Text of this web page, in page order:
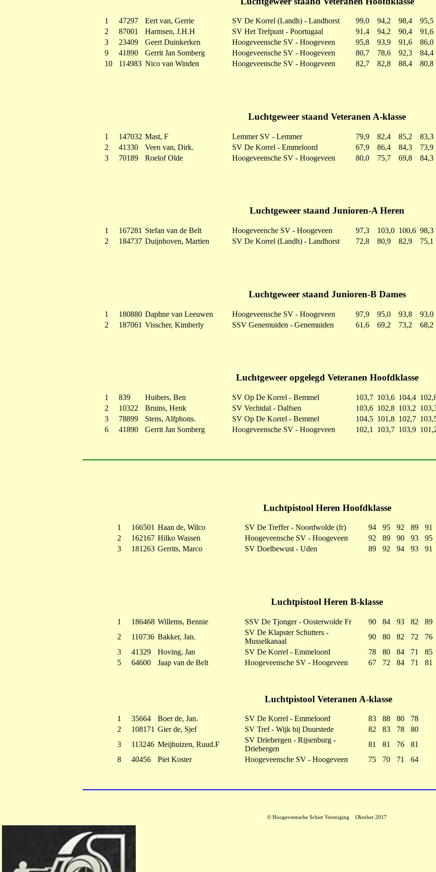
1 47297 Eert van, Gerrie SV De Korrel (Landh) - Landhorst 99,0 94,2 98,4
95,5
2
87001 Harmsen, J.H.H SV Het Trefpunt - Poortugaal 91,4 94,2 90,4
91,6
3
23409 Geert Duinkerken Hoogeveensche SV - Hoogeveen 95,8 93,9 91,6
86,0
9
41890 Gerrit Jan Somberg Hoogeveensche SV - Hoogeveen 80,7 78,6 92,3
84,4
10
114983 Nico van Winden Hoogeveensche SV - Hoogeveen 82,7 82,8 88,4 80,8
Luchtgeweer staand Veteranen A-klasse
1 147032 Mast, F Lemmer SV - Lemmer 79,9 82,4 85,2
83,3
2
41330 Veen van, Dirk. SV De Korrel - Emmeloord 67,9 86,4 84,3
73,9
3
70189 Roelof Olde Hoogeveensche SV - Hoogeveen 80,0 75,7 69,8 84,3
Luchtgeweer staand Junioren-A Heren
1 167281 Stefan van de Belt Hoogeveenche SV - Hoogeveen 97,3 103,0 100,6 98,3
2
184737 Duijnhoven, Martien SV De Korrel (Landh) - Landhorst 72,8 80,9 82,9 75,1
Luchtgeweer staand Junioren-B Dames
1 180880 Daphne van Leeuwen Hoogeveensche SV - Hoogeveen 97,9 95,0 93,8
93,0
2
187061 Visscher, Kimberly SSV Genemuiden - Genemuiden 61,6 69,2 73,2 68,2
Luchtgeweer opgelegd Veteranen Hoofdklasse
1 839 Huibers, Ben SV Op De Korrel - Bemmel 103,7 103,6 104,4
2
10322 Bruins, Henk SV Vechtdal - Dalfsen 103,6 102,8 103,2
3
78899 Stens, Alfphons. SV Op De Korrel - Bemmel 104,5 101,8 102,7
6
41890 Gerrit Jan Somberg Hoogeveensche SV - Hoogeveen 102,1 103,7 103,9
Luchtpistool Heren Hoofdklasse
1 166501 Haan de, Wilco SV De Treffer - Noordwolde (fr) 94 95 92 89
91
2
162167 Hilko Wassen Hoogeveensche SV - Hoogeveen 92 89 90 93
95
3
181263 Gerrits, Marco SV Doelbewust - Uden 89 92 94 93 91
Luchtpistool Heren B-klasse
1 186468 Willems, Bennie SSV De Tjonger - Oosterwolde Fr 90 84 93 82
89
2
110736 Bakker, Jan.
SV De Klapster Schutters -
Musselkanaal
90 80 82 72
76
3
41329 Hoving, Jan SV De Korrel - Emmeloord 78 80 84 71
85
5
64600 Jaap van de Belt Hoogeveensche SV - Hoogeveen 67 72 84 71 81
Luchtpistool Veteranen A-klasse
1 35664 Boer de, Jan. SV De Korrel - Emmeloord 83 88 80
78
2
108171 Gier de, Sjef SV Tref - Wijk bij Duurstede 82 83 78
80
3
113246 Meijhuizen, Ruud.F
SV Driebergen - Rijsenburg -
Driebergen
81 81 76
81
8
40456 Piet Koster Hoogeveensche SV - Hoogeveen 75 70 71 64
© Hoogeveensche Schiet Vereniging Oktober 2017